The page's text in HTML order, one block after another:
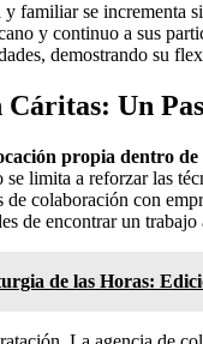
y familiar se incrementa
y continuo a sus
demostrando su
Cáritas: Un
propia dentro
se limita a reforzar las
colaboración con
de encontrar un trabajo
de las Horas: